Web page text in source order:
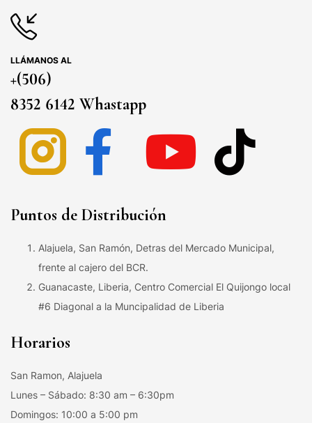
LLÁMANOS AL
+(506)
8352 6142 Whastapp
Puntos de Distribución
Alajuela, San Ramón, Detras del Mercado Municipal,
frente al cajero del BCR.
Guanacaste, Liberia, Centro Comercial El Quijongo local
#6 Diagonal a la Muncipalidad de Liberia
Horarios
San Ramon, Alajuela
Lunes – Sábado: 8:30 am – 6:30pm
Domingos: 10:00 a 5:00 pm